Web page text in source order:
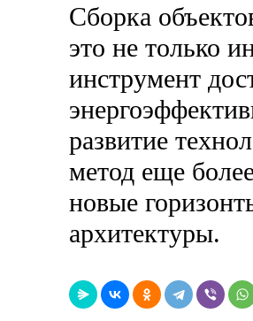
Сборка
это не только
инструмент
развитие
метод еще
новые
архитектуры.